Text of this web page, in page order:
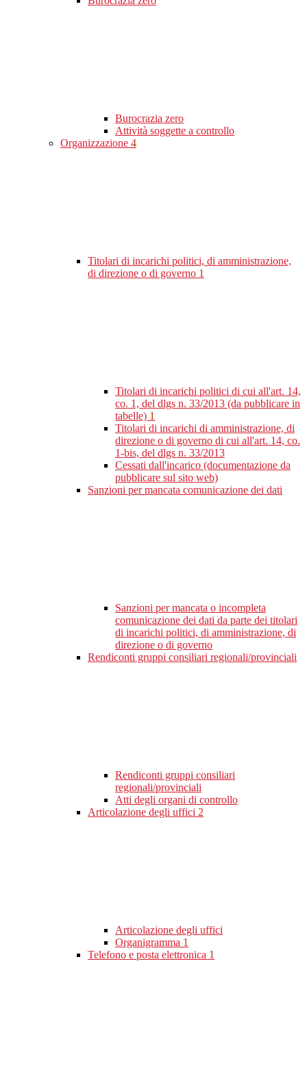
Burocrazia zero
Attività soggette a controllo
Organizzazione 4
Titolari di incarichi politici, di amministrazione,
di direzione o di governo 1
Titolari di incarichi politici di cui all'art. 14,
co. 1, del dlgs n. 33/2013 (da pubblicare in
tabelle) 1
Titolari di incarichi di amministrazione, di
direzione o di governo di cui all'art. 14, co.
1-bis, del dlgs n. 33/2013
Cessati dall'incarico (documentazione da
pubblicare sul sito web)
Sanzioni per mancata comunicazione dei dati
Sanzioni per mancata o incompleta
comunicazione dei dati da parte dei titolari
di incarichi politici, di amministrazione, di
direzione o di governo
Rendiconti gruppi consiliari regionali/provinciali
Rendiconti gruppi consiliari
regionali/provinciali
Atti degli organi di controllo
Articolazione degli uffici 2
Articolazione degli uffici
Organigramma 1
Telefono e posta elettronica 1